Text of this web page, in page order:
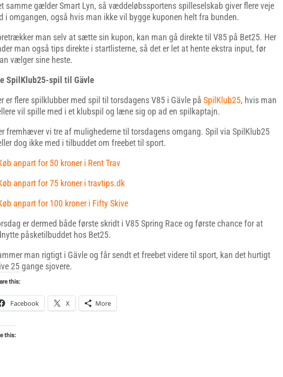
samme gælder Smart Lyn, så væddeløbssportens spilleselskab giver flere veje
i omgangen, også hvis man ikke vil bygge kuponen helt fra bunden.
man selv at sætte sin kupon, kan man gå direkte til V85 på Bet25. Her
man også tips direkte i startlisterne, så det er let at hente ekstra input, før
vælger sine heste.
SpilKlub25-spil til Gävle
er flere spilklubber med spil til torsdagens V85 i Gävle på SpilKlub25, hvis man
vil spille med i et klubspil og læne sig op ad en spilkaptajn.
fremhæver vi tre af mulighederne til torsdagens omgang. Spil via SpilKlub25
dog ikke med i tilbuddet om freebet til sport.
anpart for 50 kroner i Rent Trav
anpart for 75 kroner i travtips.dk
anpart for 100 kroner i Fifty Skive
er dermed både første skridt i V85 Spring Race og første chance for at
påsketilbuddet hos Bet25.
man rigtigt i Gävle og får sendt et freebet videre til sport, kan det hurtigt
25 gange sjovere.
this:
Facebook X More
this: